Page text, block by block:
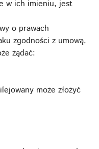
w ich imieniu, jest
o prawach
zgodności z umową,
żądać:
może złożyć